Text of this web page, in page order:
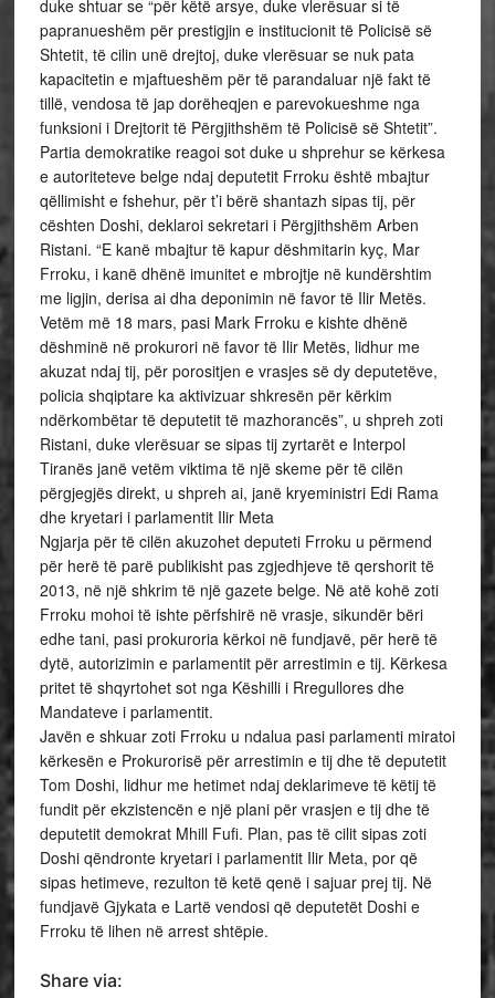
duke shtuar se “për këtë arsye, duke vlerësuar si të
papranueshëm për prestigjin e institucionit të Policisë së
Shtetit, të cilin unë drejtoj, duke vlerësuar se nuk pata
kapacitetin e mjaftueshëm për të parandaluar një fakt të
tillë, vendosa të jap dorëheqjen e parevokueshme nga
funksioni i Drejtorit të Përgjithshëm të Policisë së Shtetit”.
Partia demokratike reagoi sot duke u shprehur se kërkesa
e autoriteteve belge ndaj deputetit Frroku është mbajtur
qëllimisht e fshehur, për t’i bërë shantazh sipas tij, për
cështen Doshi, deklaroi sekretari i Përgjithshëm Arben
Ristani. “E kanë mbajtur të kapur dëshmitarin kyç, Mar
Frroku, i kanë dhënë imunitet e mbrojtje në kundërshtim
me ligjin, derisa ai dha deponimin në favor të Ilir Metës.
Vetëm më 18 mars, pasi Mark Frroku e kishte dhënë
dëshminë në prokurori në favor të Ilir Metës, lidhur me
akuzat ndaj tij, për porositjen e vrasjes së dy deputetëve,
policia shqiptare ka aktivizuar shkresën për kërkim
ndërkombëtar të deputetit të mazhorancës”, u shpreh zoti
Ristani, duke vlerësuar se sipas tij zyrtarët e Interpol
Tiranës janë vetëm viktima të një skeme për të cilën
përgjegjës direkt, u shpreh ai, janë kryeministri Edi Rama
dhe kryetari i parlamentit Ilir Meta
Ngjarja për të cilën akuzohet deputeti Frroku u përmend
për herë të parë publikisht pas zgjedhjeve të qershorit të
2013, në një shkrim të një gazete belge. Në atë kohë zoti
Frroku mohoi të ishte përfshirë në vrasje, sikundër bëri
edhe tani, pasi prokuroria kërkoi në fundjavë, për herë të
dytë, autorizimin e parlamentit për arrestimin e tij. Kërkesa
pritet të shqyrtohet sot nga Këshilli i Rregullores dhe
Mandateve i parlamentit.
Javën e shkuar zoti Frroku u ndalua pasi parlamenti miratoi
kërkesën e Prokurorisë për arrestimin e tij dhe të deputetit
Tom Doshi, lidhur me hetimet ndaj deklarimeve të këtij të
fundit për ekzistencën e një plani për vrasjen e tij dhe të
deputetit demokrat Mhill Fufi. Plan, pas të cilit sipas zoti
Doshi qëndronte kryetari i parlamentit Ilir Meta, por që
sipas hetimeve, rezulton të ketë qenë i sajuar prej tij. Në
fundjavë Gjykata e Lartë vendosi që deputetët Doshi e
Frroku të lihen në arrest shtëpie.
Share via: